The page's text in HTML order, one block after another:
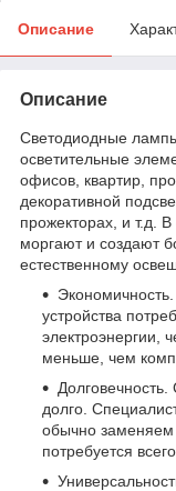
Описание
Описание
Светодиодные
осветительные
офисов, квартир,
декоративной
прожекторах, и т.д.
моргают и создают
естественному
устройства
электроэнергии,
меньше, чем
долго.
обычно заменяем
потребуется